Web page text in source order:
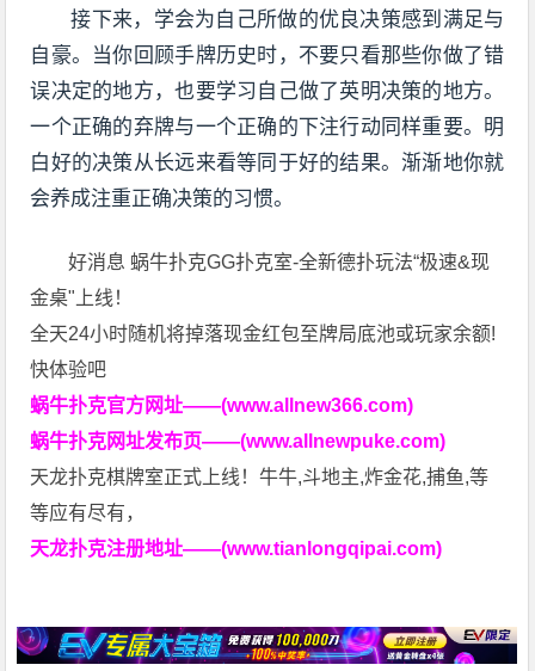
接下来，学会为自己所做的优良决策感到满足与
自豪。当你回顾手牌历史时，不要只看那些你做了错
误决定的地方，也要学习自己做了英明决策的地方。
一个正确的弃牌与一个正确的下注行动同样重要。明
白好的决策从长远来看等同于好的结果。渐渐地你就
会养成注重正确决策的习惯。
好消息 蜗牛扑克GG扑克室-全新德扑玩法“极速&现
金桌"上线！
全天24小时随机将掉落现金红包至牌局底池或玩家余额!
快体验吧
蜗牛扑克官方网址——(www.allnew366.com)
蜗牛扑克网址发布页——(www.allnewpuke.com)
天龙扑克棋牌室正式上线！牛牛,斗地主,炸金花,捕鱼,等
等应有尽有，
天龙扑克注册地址——(www.tianlongqipai.com)